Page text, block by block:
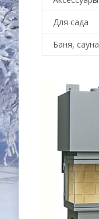
Для сада
Баня, сауна